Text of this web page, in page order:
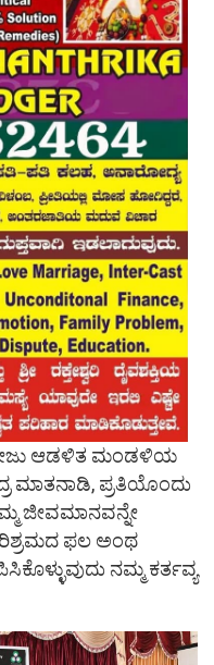
ಆಡಳಿತ ಮಂಡಳಿಯ
ಮಾತನಾಡಿ, ಪ್ರತಿಯೊಂದು
ಜೀವಮಾನವನ್ನೇ
ಫಲ ಅಂಥ
ನಮ್ಮ ಕರ್ತವ್ಯ